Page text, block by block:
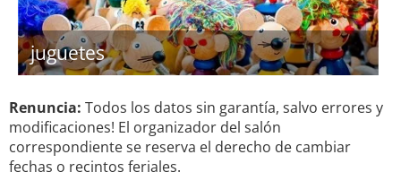
juguetes
Renuncia: Todos los datos sin garantía, salvo errores y
modificaciones! El organizador del salón
correspondiente se reserva el derecho de cambiar
fechas o recintos feriales.